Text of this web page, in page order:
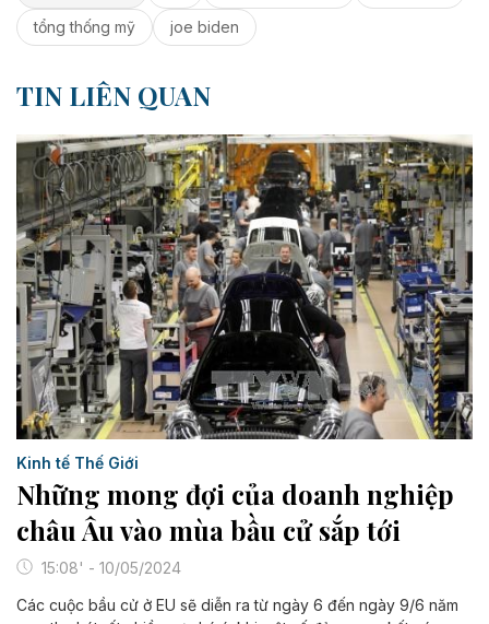
tổng thống mỹ
joe biden
TIN LIÊN QUAN
Kinh tế Thế Giới
Những mong đợi của doanh nghiệp
châu Âu vào mùa bầu cử sắp tới
15:08' - 10/05/2024
Các cuộc bầu cử ở EU sẽ diễn ra từ ngày 6 đến ngày 9/6 năm